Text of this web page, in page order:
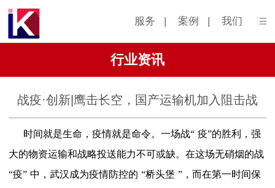
服务 | 案例 | 我们
行业资讯
战疫·创新|鹰击长空，国产运输机加入阻击战
时间就是生命，疫情就是命令。一场战“ 疫”的胜利，强
大的物资运输和战略投送能力不可或缺。在这场无硝烟的战
“疫” 中，武汉成为疫情防控的 “桥头堡 ” ，而在第一时间保